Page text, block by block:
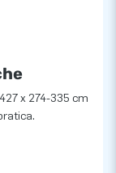
x 274-335 cm